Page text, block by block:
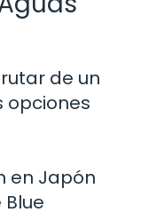
de un
opciones
en Japón